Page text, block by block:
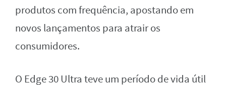
produtos com frequência, apostando em
novos lançamentos para atrair os
consumidores.
O Edge 30 Ultra teve um período de vida útil